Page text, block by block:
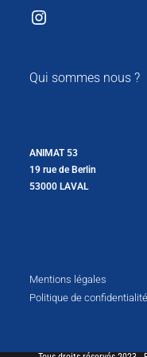
Instagram
Qui sommes nous ?
ANIMAT 53
19 rue de Berlin
53000 LAVAL
Mentions légales
Politique de confidentialité